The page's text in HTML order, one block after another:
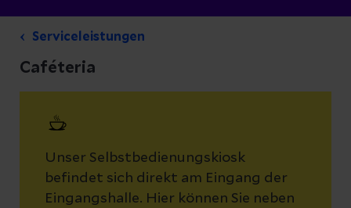
Serviceleistungen
Caféteria
Unser Selbstbedienungskiosk
befindet sich direkt am Eingang der
Eingangshalle. Hier können Sie neben